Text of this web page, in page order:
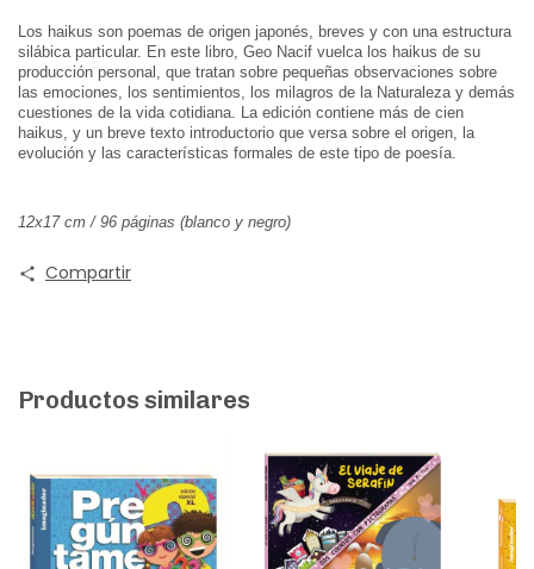
Los haikus son poemas de origen japonés, breves y con una estructura
silábica particular. En este libro, Geo Nacif vuelca los haikus de su
producción personal, que tratan sobre pequeñas observaciones sobre
las emociones, los sentimientos, los milagros de la Naturaleza y demás
cuestiones de la vida cotidiana. La edición contiene más de cien
haikus, y un breve texto introductorio que versa sobre el origen, la
evolución y las características formales de este tipo de poesía.
12x17 cm / 96 páginas (blanco y negro)
Compartir
Productos similares